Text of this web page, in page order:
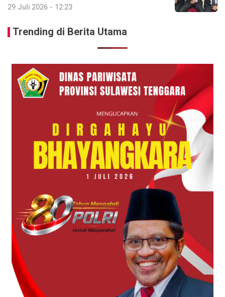
29 Juli 2026 - 12:23
Trending di Berita Utama